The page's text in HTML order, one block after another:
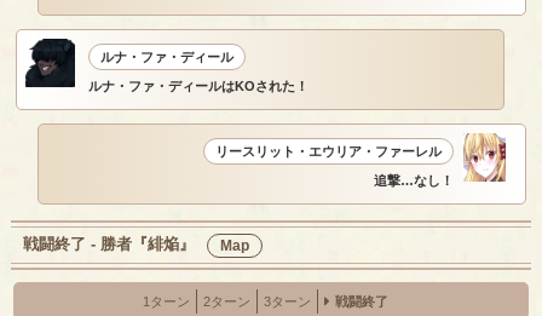
ルナ・ファ・ディール
ルナ・ファ・ディールはKOされた！
リースリット・エウリア・ファーレル
追撃…なし！
戦闘終了 - 勝者『緋焔』 Map
1ターン 2ターン 3ターン 戦闘終了